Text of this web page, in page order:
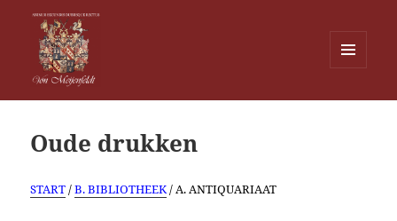
WIDGETS
Oude drukken
START/B. BIBLIOTHEEK/ A. ANTIQUARIAAT